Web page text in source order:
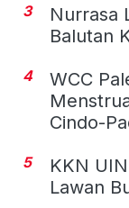
3
Nurrasa
Balutan
4
WCC
Cindo-
5
KKN
Lawan